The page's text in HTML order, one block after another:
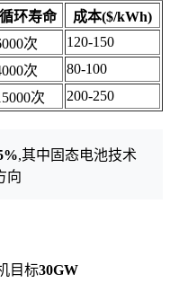
循环寿命
成本($/kWh)
次
120-150
次
80-100
次 200-250
,其中固态电池技术
向
目标30GW